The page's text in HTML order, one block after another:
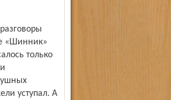
«Шинник»
только
уступал. А